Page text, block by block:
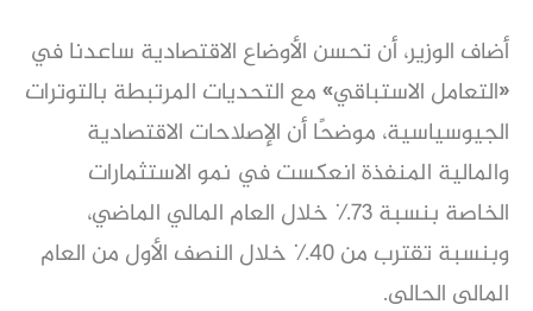
أضاف الوزير، أن تحسن الأوضاع الاقتصادية ساعدنا في
«التعامل الاستباقي» مع التحديات المرتبطة بالتوترات
الجيوسياسية، موضحًا أن الإصلاحات الاقتصادية
والمالية المنفذة انعكست في نمو الاستثمارات
الخاصة بنسبة ٧٣٪ خلال العام المالي الماضي،
وبنسبة تقترب من ٤٠٪ خلال النصف الأول من العام
المالى الحالى.